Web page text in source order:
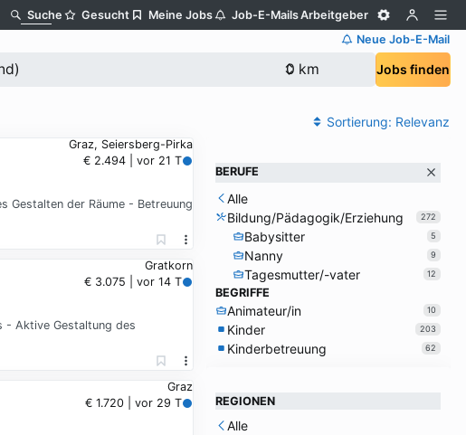
Suche Gesucht Meine Jobs Job-E-MailsArbeitgeber
Neue Job-E-Mail
Jobs finden
Sortierung: Relevanz
Graz, Seiersberg-Pirka
€ 2.494 | vor 21 T
Gestalten der Räume - Betreuung
Gratkorn
€ 3.075 | vor 14 T
- Aktive Gestaltung des
Graz
€ 1.720 | vor 29 T
BERUFE
Alle
Bildung/Pädagogik/Erziehung
272
Babysitter 5
Nanny 9
Tagesmutter/-vater 12
BEGRIFFE
Animateur/in 10
Kinder 203
Kinderbetreuung 62
REGIONEN
Alle